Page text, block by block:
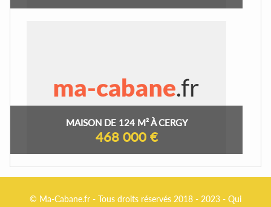
MAISON DE 124 M² À CERGY
468 000 €
© Ma-Cabane.fr - Tous droits réservés 2018 - 2023 - Qui